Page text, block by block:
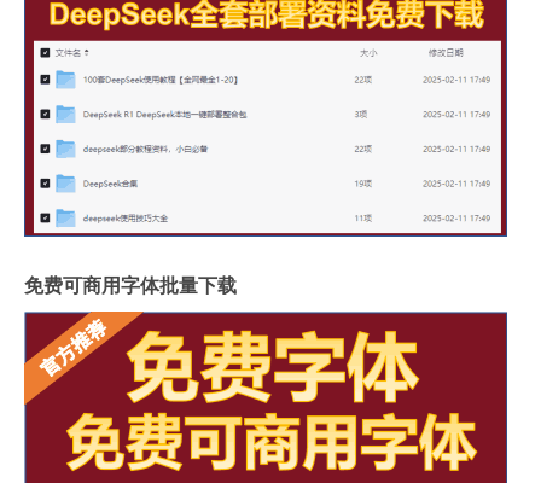
免费可商用字体批量下载